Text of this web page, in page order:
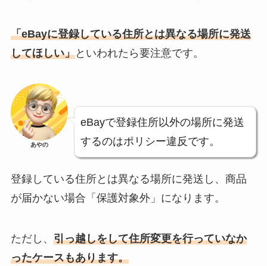
「eBayに登録している住所とは異なる場所に発送
してほしい」といわれたら要注意です。
あやの
eBayで登録住所以外の場所に発送
するのはポリシー違反です。
登録している住所とは異なる場所に発送し、商品
が届かない場合「保護対象外」になります。
ただし、 引っ越しをして住所変更を行っていなか
ったケースもあります。